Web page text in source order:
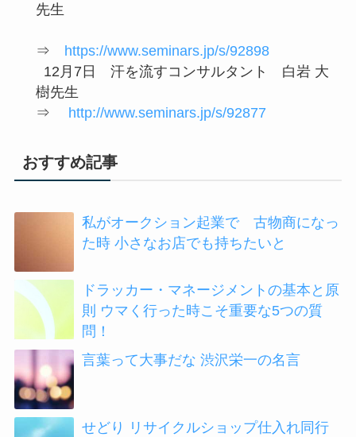
先生
⇒ https://www.seminars.jp/s/92898
12月7日 汗を流すコンサルタント 白岩 大
樹先生
⇒ http://www.seminars.jp/s/92877
おすすめ記事
私がオークション起業で 古物商になっ
た時 小さなお店でも持ちたいと
ドラッカー・マネージメントの基本と原
則 ウマく行った時こそ重要な5つの質
問！
言葉って大事だな 渋沢栄一の名言
せどり リサイクルショップ仕入れ同行